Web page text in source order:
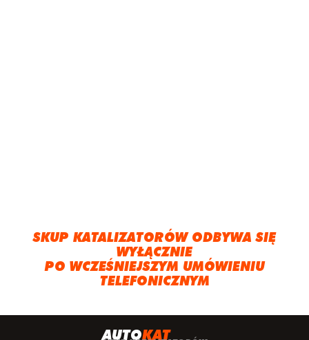
SKUP KATALIZATORÓW ODBYWA SIĘ
WYŁĄCZNIE
PO WCZEŚNIEJSZYM UMÓWIENIU
TELEFONICZNYM
AUTOKAT